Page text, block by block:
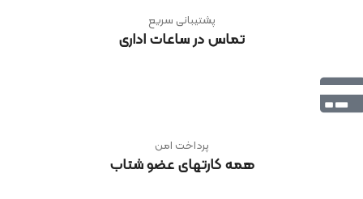
پشتیبانی سریع
تماس در ساعات اداری
پرداخت امن
همه کارتهای عضو شتاب